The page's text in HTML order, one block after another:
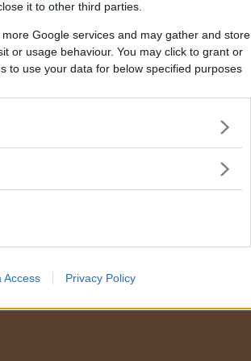
it to other third parties.
Google services and may gather and store
or usage behaviour. You may click to grant or
to use your data for below specified purposes
Access Privacy Policy
en tjockare massa. Finns någon
något annat jag ska tänka på?
gör den själv. Men det är viktigt att
torrt sedan du spolat rent i
ett par dagar. Rostskyddsmedel på
Vaxet bör istället tryckas in
utanpå underredet.